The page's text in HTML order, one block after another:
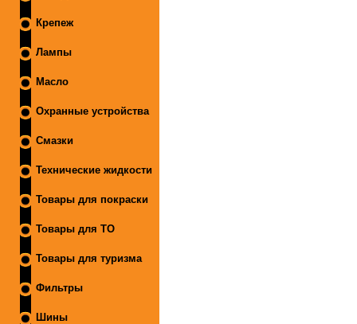
Крепеж
Лампы
Масло
Охранные устройства
Смазки
Технические жидкости
Товары для покраски
Товары для ТО
Товары для туризма
Фильтры
Шины